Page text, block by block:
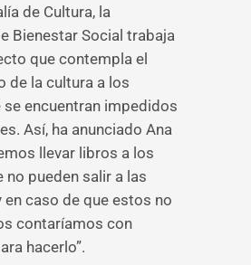
de Cultura, la
Bienestar Social trabaja
que contempla el
de la cultura a los
se encuentran impedidos
Así, ha anunciado Ana
llevar libros a los
no pueden salir a las
en caso de que estos no
contaríamos con
hacerlo”.